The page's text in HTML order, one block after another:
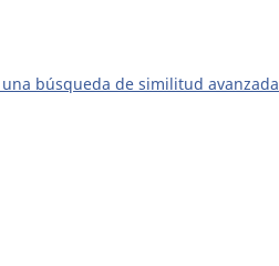
búsqueda de similitud avanzada